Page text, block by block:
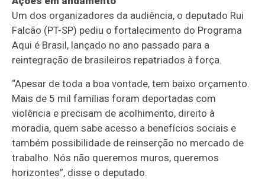
Um dos organizadores da audiência, o deputado Rui
Falcão (PT-SP) pediu o fortalecimento do Programa
Aqui é Brasil, lançado no ano passado para a
reintegração de brasileiros repatriados à força.
“Apesar de toda a boa vontade, tem baixo orçamento.
Mais de 5 mil famílias foram deportadas com
violência e precisam de acolhimento, direito à
moradia, quem sabe acesso a benefícios sociais e
também possibilidade de reinserção no mercado de
trabalho. Nós não queremos muros, queremos
horizontes”, disse o deputado.